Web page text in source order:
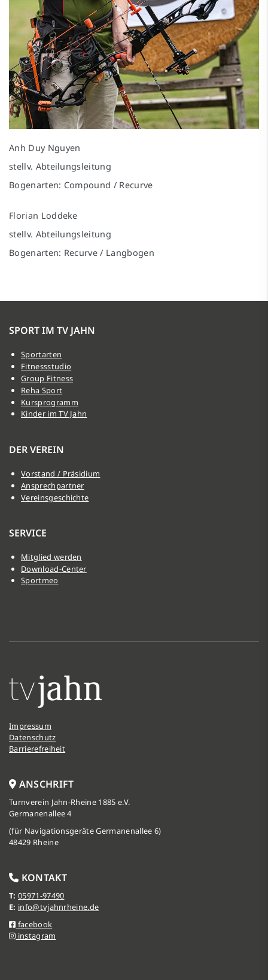
Anh Duy Nguyen
stellv. Abteilungsleitung
Bogenarten: Compound / Recurve
Florian Loddeke
stellv. Abteilungsleitung
Bogenarten: Recurve / Langbogen
SPORT IM TV JAHN
Sportarten
Fitnessstudio
Group Fitness
Reha Sport
Kursprogramm
Kinder im TV Jahn
DER VEREIN
Vorstand / Präsidium
Ansprechpartner
Vereinsgeschichte
SERVICE
Mitglied werden
Download-Center
Sportmeo
Impressum
Datenschutz
Barrierefreiheit
ANSCHRIFT
Turnverein Jahn-Rheine 1885 e.V.
Germanenallee 4
(für Navigationsgeräte Germanenallee 6)
48429 Rheine
KONTAKT
T: 05971-97490
E: info@tvjahnrheine.de
facebook
instagram